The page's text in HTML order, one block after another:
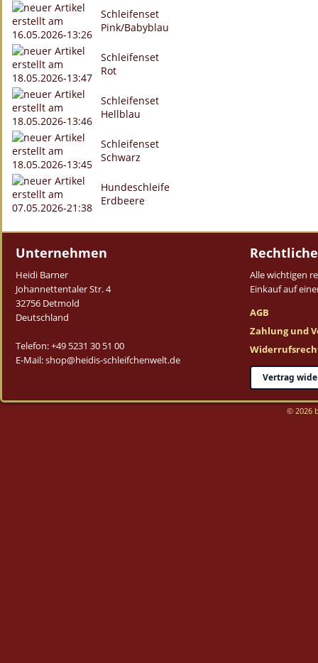
Schleifenset
Pink/Babyblau
Schleifenset
Rot
Schleifenset
Hellblau
Schleifenset
Schwarz
Hundeschleife
Erdbeere
Unternehmen
Heidi Barner
Johannettentaler Str. 4
32756 Detmold
Deutschland
Telefon: +49 5231 30 51 00
E-Mail: shop@heidis-schleifchenwelt.de
Alle wichtigen
Einkauf auf
AGB
Zahlung und
Vertrag
© 2026